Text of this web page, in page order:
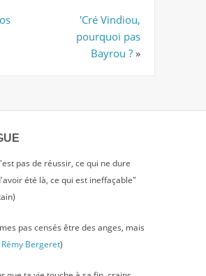
'Cré Vindiou,
pourquoi pas
Bayrou ? »
pas de réussir, ce qui ne dure
été là, ce qui est ineffaçable"
pas censés être des anges, mais
Rémy Bergeret)